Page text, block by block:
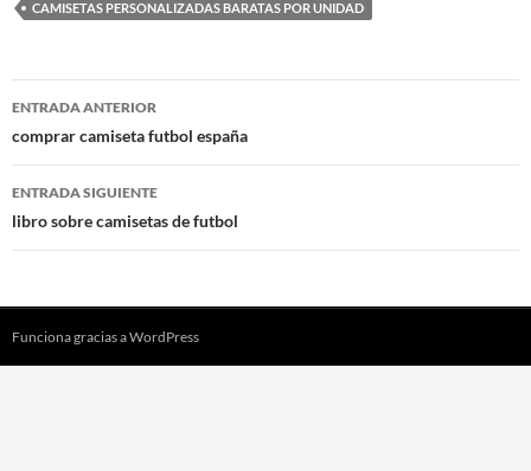
CAMISETAS PERSONALIZADAS BARATAS POR UNIDAD
Navegación
de
entradas
ENTRADA ANTERIOR
comprar camiseta futbol españa
ENTRADA SIGUIENTE
libro sobre camisetas de futbol
Funciona gracias a WordPress